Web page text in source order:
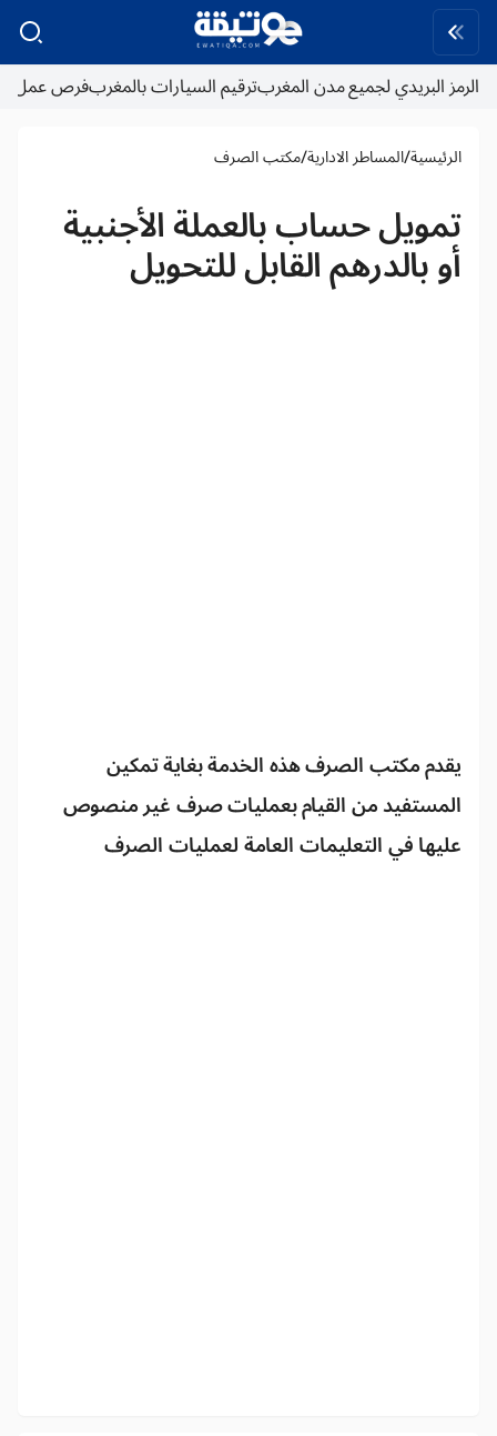
الرمز البريدي لجميع مدن المغربترقيم السيارات بالمغربفرص عمل
الرئيسية/المساطر الادارية/مكتب الصرف
تمويل حساب بالعملة الأجنبية
أو بالدرهم القابل للتحويل
يقدم مكتب الصرف هذه الخدمة بغاية تمكين
المستفيد من القيام بعمليات صرف غير منصوص
عليها في التعليمات العامة لعمليات الصرف